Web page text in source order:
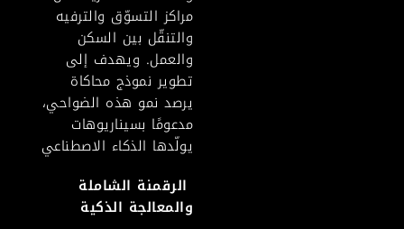
مراكز التسوّق والترفيه
والتنقّل بين السكن
والعمل. ويهدف إلى
تطوير نموذج محاكاة
يرصد نمو هذه الضواحي،
مدعومًا بسيناريوهات
يولّدها الذكاء الاصطناعي
الرقمنة الشاملة
والمعالجة الذكية